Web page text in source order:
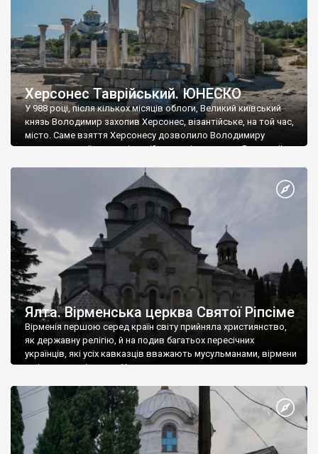
Херсонес Таврійський. ЮНЕСКО
У 988 році, після кількох місяців облоги, Великий київський
князь Володимир захопив Херсонес, візантійське, на той час,
місто. Саме взяття Херсонесу дозволило Володимиру
диктувати свої умови візантійському імператору Василю ІІ, та
Херсонесі Володимир-язичник, став Василем-християнином.
А потім було Хрещення Русі. На честь Херсонесу Таврійського
Ялта. Вірменська церква Святої Ріпсіме
Вірменія першою серед країн світу прийняла християнство,
як державну релігію, й на подив багатьох пересічних
українців, які усіх кавказців вважають мусульманами, вірмени
є відданими вірянами Христа